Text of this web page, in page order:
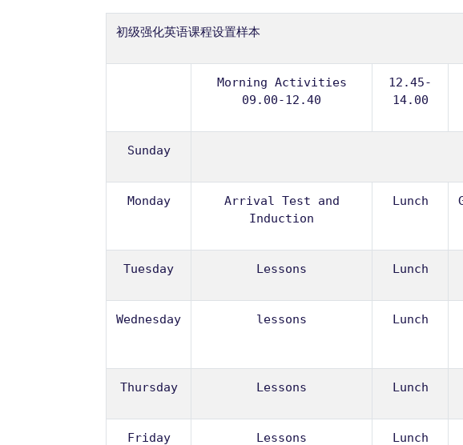
初级强化英语课程设置样本
Morning Activities
09.00-12.40
12.45-
14.00
Sunday
Monday
Arrival Test and
Induction
Lunch
Tuesday Lessons Lunch
Wednesday lessons Lunch
Thursday Lessons Lunch
Friday Lessons Lunch